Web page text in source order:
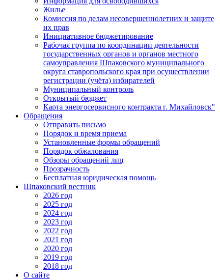
Жилье
Комиссия по делам несовершеннолетних и защите
их прав
Инициативное бюджетирование
Рабочая группа по координации деятельности
государственных органов и органов местного
самоуправления Шпаковского муниципального
округа ставропольского края при осуществлении
регистрации (учёта) избирателей
Муниципальный контроль
Открытый бюджет
Карта энергосервисного контракта г. Михайловск"
Обращения
Отправить письмо
Порядок и время приема
Установленные формы обращений
Порядок обжалования
Обзоры обращений лиц
Прозрачность
Бесплатная юридическая помощь
Шпаковский вестник
2026 год
2025 год
2024 год
2023 год
2022 год
2021 год
2020 год
2019 год
2018 год
О сайте